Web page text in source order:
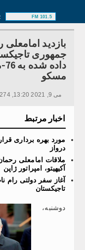
101.5 FM
بازدید
جمهوری
مسکو
می 9, 2021 13:20, 274 بازدید ها
اخبار مرتبط
مورد بهره برداری
درواز
ملاقات امامعلی
آکیهیتو، امپراتور ژاپن
آغاز سفر دولتی رام
تاجیکستان
دوشنبه،